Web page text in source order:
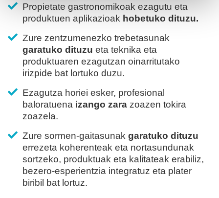
Propietate gastronomikoak ezagutu eta
produktuen aplikazioak hobetuko dituzu.
Zure zentzumenezko trebetasunak
garatuko dituzu eta teknika eta
produktuaren ezagutzan oinarritutako
irizpide bat lortuko duzu.
Ezagutza horiei esker, profesional
baloratuena izango zara zoazen tokira
zoazela.
Zure sormen-gaitasunak garatuko dituzu
errezeta koherenteak eta nortasundunak
sortzeko, produktuak eta kalitateak erabiliz,
bezero-esperientzia integratuz eta plater
biribil bat lortuz.